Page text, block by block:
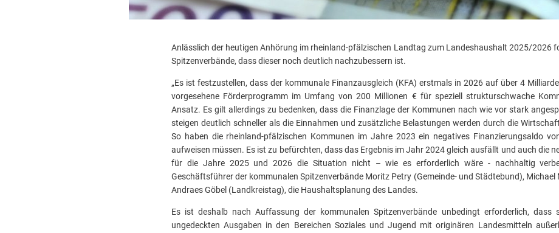
Anlässlich der heutigen Anhörung im rheinland-pfälzischen Landtag zum Landeshaushalt 2025/2026
Spitzenverbände, dass dieser noch deutlich nachzubessern ist.
„Es ist festzustellen, dass der kommunale Finanzausgleich (KFA) erstmals in 2026 auf über 4
vorgesehene Förderprogramm im Umfang von 200 Millionen € für speziell strukturschwache
Ansatz. Es gilt allerdings zu bedenken, dass die Finanzlage der Kommunen nach wie vor stark
steigen deutlich schneller als die Einnahmen und zusätzliche Belastungen werden durch die
So haben die rheinland-pfälzischen Kommunen im Jahre 2023 ein negatives Finanzierungsaldo
aufweisen müssen. Es ist zu befürchten, dass das Ergebnis im Jahr 2024 gleich ausfällt und auch die
für die Jahre 2025 und 2026 die Situation nicht – wie es erforderlich wäre - nachhaltig
Geschäftsführer der kommunalen Spitzenverbände Moritz Petry (Gemeinde- und Städtebund),
Andraes Göbel (Landkreistag), die Haushaltsplanung des Landes.
Es ist deshalb nach Auffassung der kommunalen Spitzenverbände unbedingt erforderlich,
ungedeckten Ausgaben in den Bereichen Soziales und Jugend mit originären Landesmitteln